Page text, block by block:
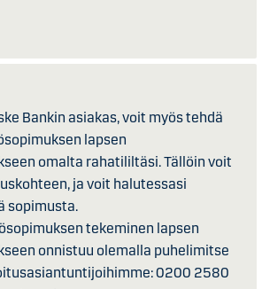
Bankin asiakas, voit myös tehdä
lapsen
omalta rahatililtäsi. Tällöin voit
ja voit halutessasi
sopimusta.
tekeminen lapsen
onnistuu olemalla puhelimitse
0200 2580